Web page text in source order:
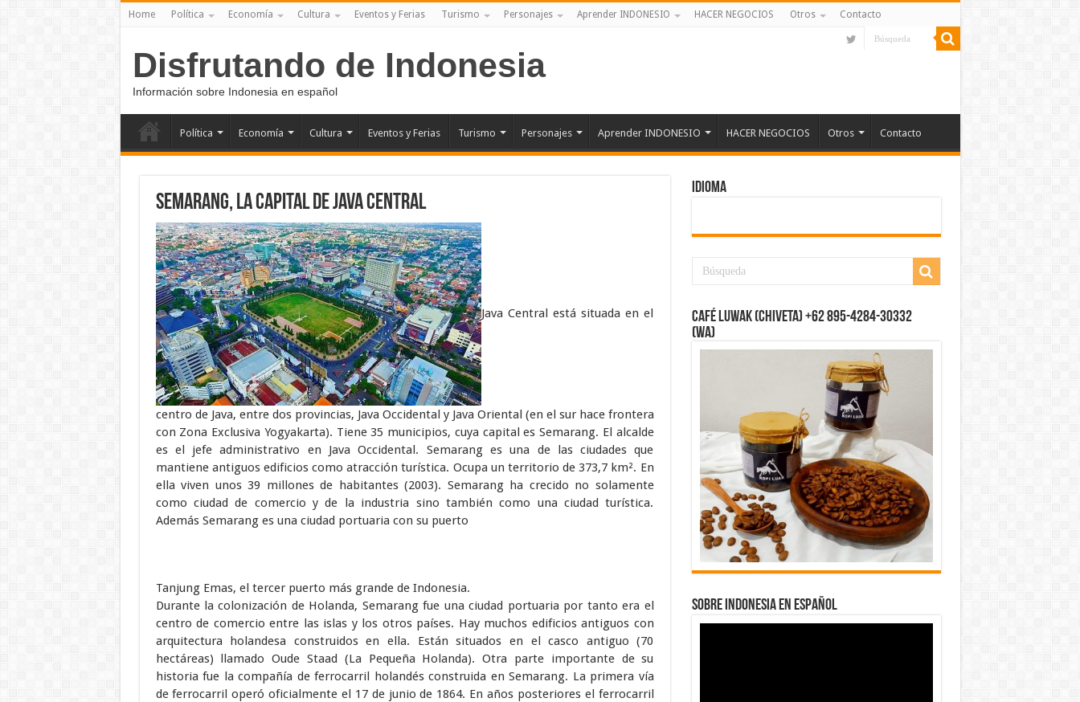
Home Política Economía Cultura Eventos y Ferias Turismo Personajes Aprender INDONESIO HACER NEGOCIOS Otros Contacto
Disfrutando de Indonesia
Información sobre Indonesia en español
Política Economía Cultura Eventos y Ferias Turismo Personajes Aprender INDONESIO HACER NEGOCIOS Otros Contacto
SEMARANG, La capital de Java Central
Java Central está situada en el
centro de Java, entre dos provincias, Java Occidental y Java Oriental (en el sur hace frontera
con Zona Exclusiva Yogyakarta). Tiene 35 municipios, cuya capital es Semarang. El alcalde
es el jefe administrativo en Java Occidental. Semarang es una de las ciudades que
mantiene antiguos edificios como atracción turística. Ocupa un territorio de 373,7 km². En
ella viven unos 39 millones de habitantes (2003). Semarang ha crecido no solamente
como ciudad de comercio y de la industria sino también como una ciudad turística.
Además Semarang es una ciudad portuaria con su puerto
Tanjung Emas, el tercer puerto más grande de Indonesia.
Durante la colonización de Holanda, Semarang fue una ciudad portuaria por tanto era el
centro de comercio entre las islas y los otros países. Hay muchos edificios antiguos con
arquitectura holandesa construidos en ella. Están situados en el casco antiguo (70
hectáreas) llamado Oude Staad (La Pequeña Holanda). Otra parte importante de su
historia fue la compañía de ferrocarril holandés construida en Semarang. La primera vía
de ferrocarril operó oficialmente el 17 de junio de 1864. En años posteriores el ferrocarril
IDIOMA
CAFÉ LUWAK (CHIVETA) +62 895-4284-30332
(WA)
SOBRE INDONESIA EN ESPAÑOL